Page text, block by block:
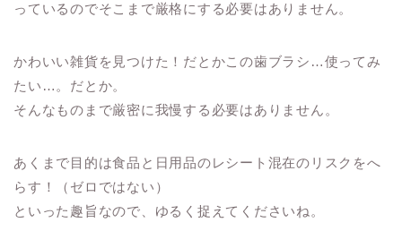
っているのでそこまで厳格にする必要はありません。
かわいい雑貨を見つけた！だとかこの歯ブラシ…使ってみ
たい…。だとか。
そんなものまで厳密に我慢する必要はありません。
あくまで目的は食品と日用品のレシート混在のリスクをへ
らす！（ゼロではない）
といった趣旨なので、ゆるく捉えてくださいね。